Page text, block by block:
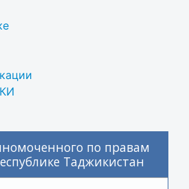
по правам
Таджикистан